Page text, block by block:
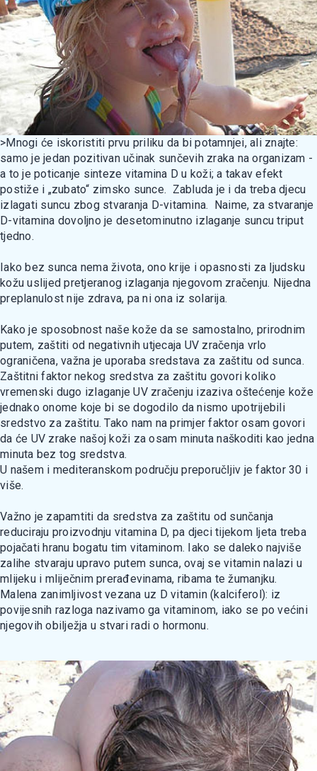
>Mnogi će iskoristiti prvu priliku da bi potamnjei, ali znajte:
samo je jedan pozitivan učinak sunčevih zraka na organizam -
a to je poticanje sinteze vitamina D u koži; a takav efekt
postiže i „zubato“ zimsko sunce. Zabluda je i da treba djecu
izlagati suncu zbog stvaranja D-vitamina. Naime, za stvaranje
D-vitamina dovoljno je desetominutno izlaganje suncu triput
tjedno.
Iako bez sunca nema života, ono krije i opasnosti za ljudsku
kožu uslijed pretjeranog izlaganja njegovom zračenju. Nijedna
preplanulost nije zdrava, pa ni ona iz solarija.
Kako je sposobnost naše kože da se samostalno, prirodnim
putem, zaštiti od negativnih utjecaja UV zračenja vrlo
ograničena, važna je uporaba sredstava za zaštitu od sunca.
Zaštitni faktor nekog sredstva za zaštitu govori koliko
vremenski dugo izlaganje UV zračenju izaziva oštećenje kože
jednako onome koje bi se dogodilo da nismo upotrijebili
sredstvo za zaštitu. Tako nam na primjer faktor osam govori
da će UV zrake našoj koži za osam minuta naškoditi kao jedna
minuta bez tog sredstva.
U našem i mediteranskom području preporučljiv je faktor 30 i
više.
Važno je zapamtiti da sredstva za zaštitu od sunčanja
reduciraju proizvodnju vitamina D, pa djeci tijekom ljeta treba
pojačati hranu bogatu tim vitaminom. Iako se daleko najviše
zalihe stvaraju upravo putem sunca, ovaj se vitamin nalazi u
mlijeku i mliječnim prerađevinama, ribama te žumanjku.
Malena zanimljivost vezana uz D vitamin (kalciferol): iz
povijesnih razloga nazivamo ga vitaminom, iako se po većini
njegovih obilježja u stvari radi o hormonu.